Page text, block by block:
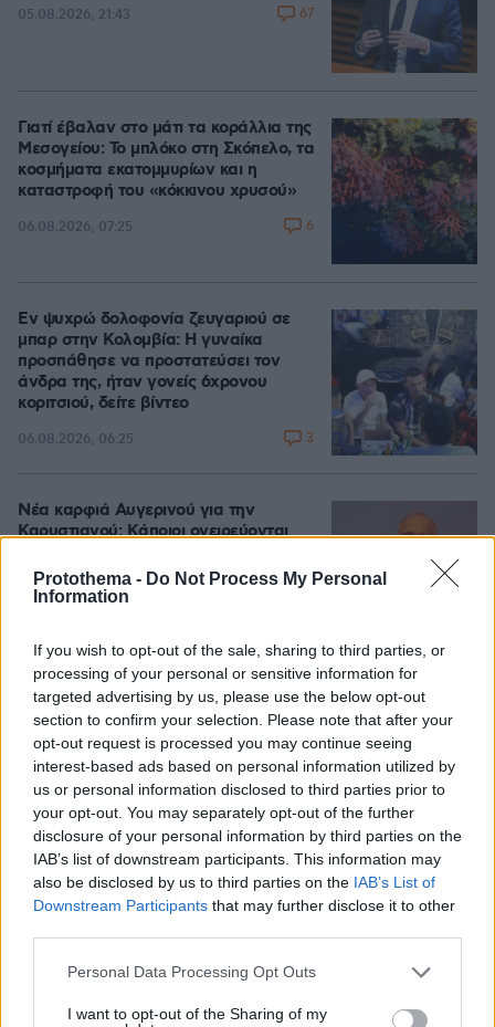
Protothema - Do Not Process My Personal
Information
If you wish to opt-out of the sale, sharing to third parties, or
processing of your personal or sensitive information for
targeted advertising by us, please use the below opt-out
section to confirm your selection. Please note that after your
opt-out request is processed you may continue seeing
interest-based ads based on personal information utilized by
us or personal information disclosed to third parties prior to
your opt-out. You may separately opt-out of the further
disclosure of your personal information by third parties on the
IAB’s list of downstream participants. This information may
also be disclosed by us to third parties on the IAB’s List of
Downstream Participants that may further disclose it to other
Please note that this website/app uses one or more Google
not limited to your visit or usage behaviour. You may click to
Personal Data Processing Opt Outs
I want to opt-out of the Sharing of my
05.08.2026, 21:43 67
Γιατί έβαλαν στο μάτι τα κοράλλια της
Μεσογείου: Το μπλόκο στη Σκόπελο, τα
κοσμήματα εκατομμυρίων και η
καταστροφή του «κόκκινου χρυσού»
06.08.2026, 07:25 6
Εν ψυχρώ δολοφονία ζευγαριού σε
μπαρ στην Κολομβία: Η γυναίκα
προσπάθησε να προστατεύσει τον
άνδρα της, ήταν γονείς 6χρονου
κοριτσιού, δείτε βίντεο
06.08.2026, 06:25 3
Νέα καρφιά Αυγερινού για την
Καρυστιανού: Kάποιοι ονειρεύονται
δημοκρατία θα τους χαλάσει το όνειρο
Loaded:
Βίντεο: Ο Ήλιος όπως δεν τον έχουμε
ξαναδεί, οι πιο λεπτομερείς εικόνες
που έχουν καταγραφεί ποτέ
Δείτε βίντεο: Υποψήφιος
Δημοκρατικός σε παραλία της Χαβάης
προκαλεί βρίζοντας γυναίκες, πέφτει